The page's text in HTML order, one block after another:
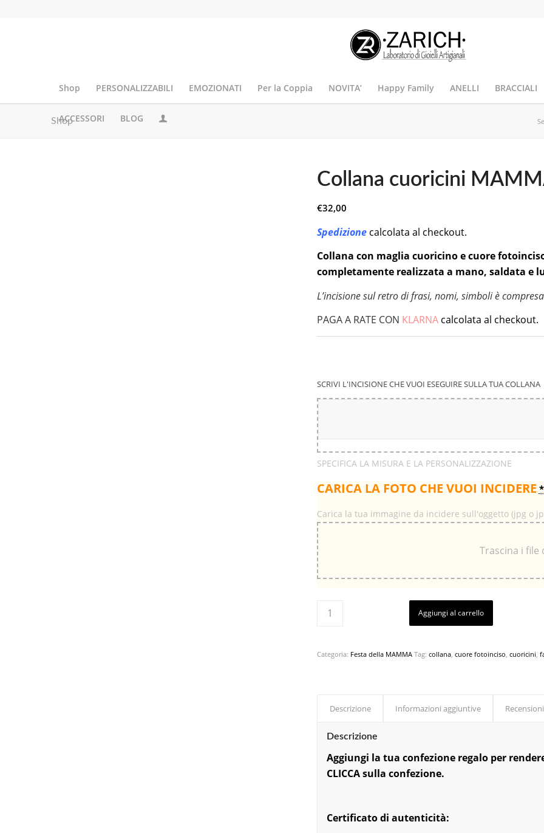
Shop PERSONALIZZABILI EMOZIONATI Per la Coppia NOVITA’ Happy Family ANELLI BRACCIALI
ACCESSORI BLOG
Shop
Collana cuoricini
€32,00
Spedizione calcolata al checkout.
Collana con maglia cuoricino e cuore
completamente realizzata a mano, saldata e
L’incisione sul retro di frasi, nomi, simboli è
PAGA A RATE CON KLARNA calcolata al checkout.
SCRIVI L'INCISIONE CHE VUOI ESEGUIRE SULLA TUA COLLANA
SPECIFICA LA MISURA E LA PERSONALIZZAZIONE
CARICA LA FOTO CHE VUOI INCIDERE *
Carica la tua immagine da incidere sull'oggetto (jpg o
Trascina i file
Aggiungi al carrello
Categoria: Festa della MAMMA Tag: collana, cuore fotoinciso cuoricini
Descrizione Informazioni aggiuntive
Descrizione
Aggiungi la tua confezione regalo per
CLICCA sulla confezione.
Certificato di autenticità: